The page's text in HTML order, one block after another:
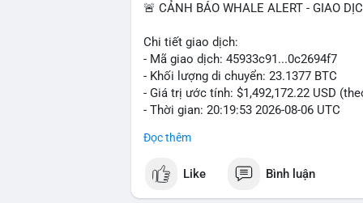
🚨 CẢNH BÁO WHALE ALERT - GIAO
Chi tiết giao dịch:
- Mã giao dịch: 45933c91...0c2694f7
- Khối lượng di chuyển: 23.1377 BTC
- Giá trị ước tính: $1,492,172.22 USD
- Thời gian: 20:19:53 2026-08-06 UTC
Nhận định phân tích hành vi của Cá voi
tiền đáng chú ý nhưng chưa đến mức
đang tái phân bổ tài sản giữa các ví
Đọc thêm
Like Bình luận